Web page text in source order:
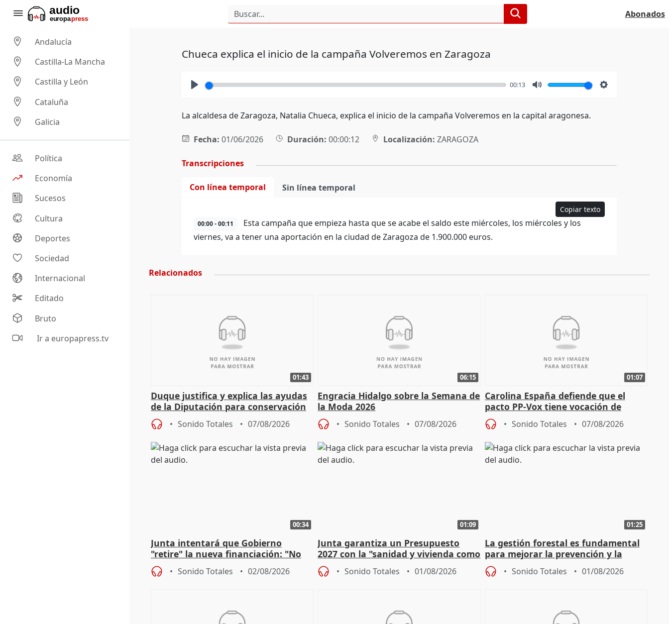
Abonados
Andalucía
Castilla-La Mancha
Castilla y León
Cataluña
Galicia
Política
Economía
Sucesos
Cultura
Deportes
Sociedad
Internacional
Editado
Bruto
Ir a europapress.tv
Chueca explica el inicio de la campaña Volveremos en Zaragoza
00:13
La alcaldesa de Zaragoza, Natalia Chueca, explica el inicio de la campaña Volveremos en la capital aragonesa.
Fecha: 01/06/2026 Duración: 00:00:12 Localización: ZARAGOZA
Transcripciones
Con línea temporal Sin línea temporal
Copiar texto
00:00 - 00:11
Esta campaña que empieza hasta que se acabe el saldo este miércoles, los miércoles y los
viernes, va a tener una aportación en la ciudad de Zaragoza de 1.900.000 euros.
Relacionados
01:43
Duque justifica y explica las ayudas
de la Diputación para conservación
del patrimonio
Sonido Totales 07/08/2026
06:15
Engracia Hidalgo sobre la Semana de
la Moda 2026
Sonido Totales 07/08/2026
01:07
Carolina España defiende que el
pacto PP-Vox tiene vocación de
"durar toda la legislatura"
Sonido Totales 07/08/2026
00:34
Junta intentará que Gobierno
"retire" la nueva financiación: "No
puede ser saqueo a las arcas"
Sonido Totales 02/08/2026
01:09
Junta garantiza un Presupuesto
2027 con la "sanidad y vivienda como
prioridades"
Sonido Totales 01/08/2026
01:25
La gestión forestal es fundamental
para mejorar la prevención y la
actuación frente a incendios
Sonido Totales 01/08/2026